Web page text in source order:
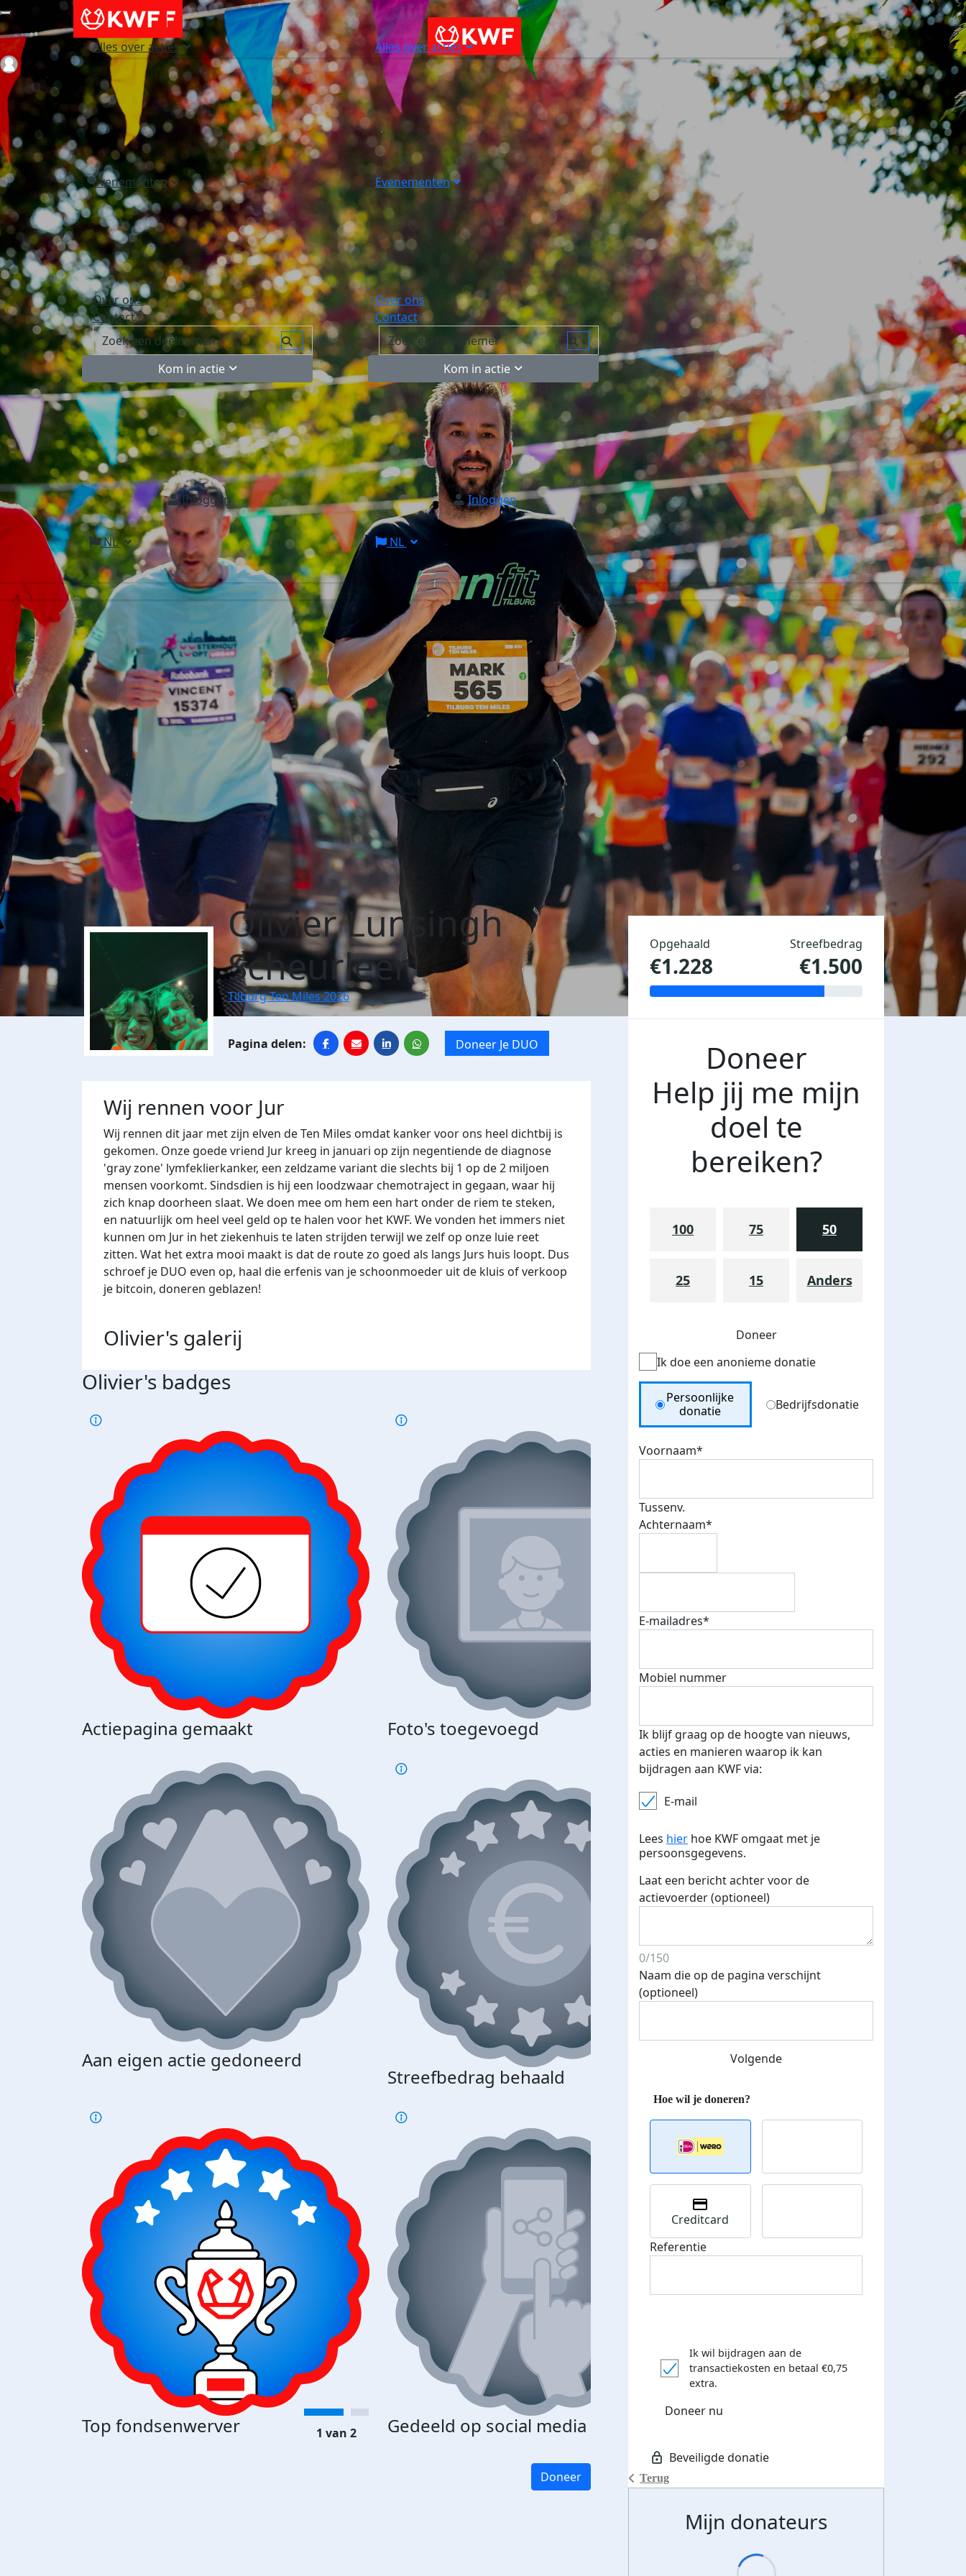
Alles over acties
Evenementen
Over ons
Contact
Kom in actie
Inloggen
NL
Alles over acties
Evenementen
Over ons
Contact
Kom in actie
Inloggen
NL
Login
Olivier Lunsingh
Scheurleer
Tilburg Ten Miles 2026
Doneer Je DUO
Wij rennen voor Jur
Wij rennen dit jaar met zijn elven de Ten Miles omdat kanker voor ons heel dichtbij is
gekomen. Onze goede vriend Jur kreeg in januari op zijn negentiende de diagnose
'gray zone' lymfeklierkanker, een zeldzame variant die slechts bij 1 op de 2 miljoen
mensen voorkomt. Sindsdien is hij een loodzwaar chemotraject in gegaan, waar hij
zich knap doorheen slaat. We doen mee om hem een hart onder de riem te steken,
en natuurlijk om heel veel geld op te halen voor het KWF. We vonden het immers niet
kunnen om Jur in het ziekenhuis te laten strijden terwijl we zelf op onze luie reet
zitten. Wat het extra mooi maakt is dat de route zo goed als langs Jurs huis loopt. Dus
schroef je DUO even op, haal die erfenis van je schoonmoeder uit de kluis of verkoop
je bitcoin, doneren geblazen!
Olivier's galerij
Olivier's badges
Actiepagina gemaakt Foto's toegevoegd E-mails verstuurd
Aan eigen actie gedoneerd
Streefbedrag behaald
Top fondsenwerver Gedeeld op social media
je je speciale KWF t-shirt!
1 van 2
Doneer
Opgehaald
€1.228
Streefbedrag
€1.500
Doneer
Help jij me mijn
doel te
bereiken?
100 75 50
25 15 Anders
Doneer
Ik doe een anonieme donatie
Donation Type
Persoonlijke
donatie
Bedrijfsdonatie
Voornaam*
Tussenv.
Achternaam*
E-mailadres*
Mobiel nummer
Ik blijf graag op de hoogte van nieuws,
acties en manieren waarop ik kan
bijdragen aan KWF via:
E-mail
Lees hier hoe KWF omgaat met je
persoonsgegevens.
Laat een bericht achter voor de
actievoerder (optioneel)
0/150
Naam die op de pagina verschijnt
(optioneel)
Volgende
Terug
Creditcard
Referentie
Ik wil bijdragen aan de
transactiekosten en betaal €0,75
extra.
Doneer nu
Mijn donateurs